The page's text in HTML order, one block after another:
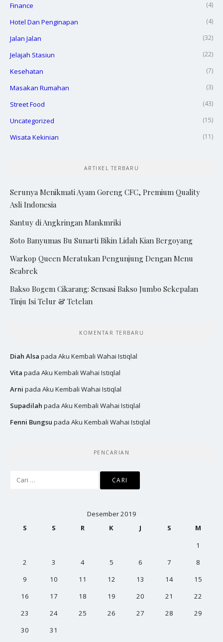
Finance (4)
Hotel Dan Penginapan (4)
Jalan Jalan (32)
Jelajah Stasiun (22)
Kesehatan (7)
Masakan Rumahan (3)
Street Food (43)
Uncategorized (15)
Wisata Kekinian (11)
ARTIKEL TERBARU
Serunya Menikmati Ayam Goreng CFC, Premium Quality
Asli Indonesia
Santuy di Angkringan Mankmriki
Soto Banyumas Bu Sunarti Bikin Lidah Kian Bergoyang
Warkop Queen Meratukan Pengunjung Dengan Menu
Seabrek
Bakso Bogem Cikarang: Sensasi Bakso Jumbo Sekepalan
Tinju Isi Telur & Tetelan
KOMENTAR TERBARU
Diah Alsa pada Aku Kembali Wahai Istiqlal
Vita pada Aku Kembali Wahai Istiqlal
Arni pada Aku Kembali Wahai Istiqlal
Supadilah pada Aku Kembali Wahai Istiqlal
Fenni Bungsu pada Aku Kembali Wahai Istiqlal
PENCARIAN
Desember 2019
S
S R K J S
M
1
2
3 4 5 6 7
8
9
10 11 12 13 14
15
16
17 18 19 20 21
22
23
24 25 26 27 28
29
30
31